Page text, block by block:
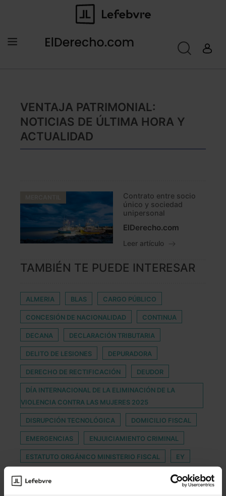
VENTAJA PATRIMONIAL:
NOTICIAS DE ÚLTIMA HORA Y
ACTUALIDAD
Contrato entre socio
único y sociedad
unipersonal
ElDerecho.com
Leer artículo
TAMBIÉN TE PUEDE INTERESAR
ALMERIA BLAS CARGO PÚBLICO
CONCESIÓN DE NACIONALIDAD CONTINUA
DECANA DECLARACIÓN TRIBUTARIA
DELITO DE LESIONES DEPURADORA
DERECHO DE RECTIFICACIÓN DEUDOR
DÍA INTERNACIONAL DE LA ELIMINACIÓN DE LA
VIOLENCIA CONTRA LAS MUJERES 2025
DISRUPCIÓN TECNOLÓGICA DOMICILIO FISCAL
EMERGENCIAS ENJUICIAMIENTO CRIMINAL
ESTATUTO ORGÁNICO MINISTERIO FISCAL EY
LEY ORGÁNICA DEL PODER JUDICIAL